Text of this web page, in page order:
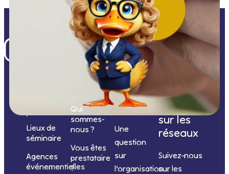
prestations
Lieux de
séminaire
Agences
événementielles
Informations
Qui
sommes-
nous ?
Vous êtes
prestataire
?
Nous
contacter
Une
question
sur
l’organisation
Nous
suivre
sur les
réseaux
Suivez-nous
sur les